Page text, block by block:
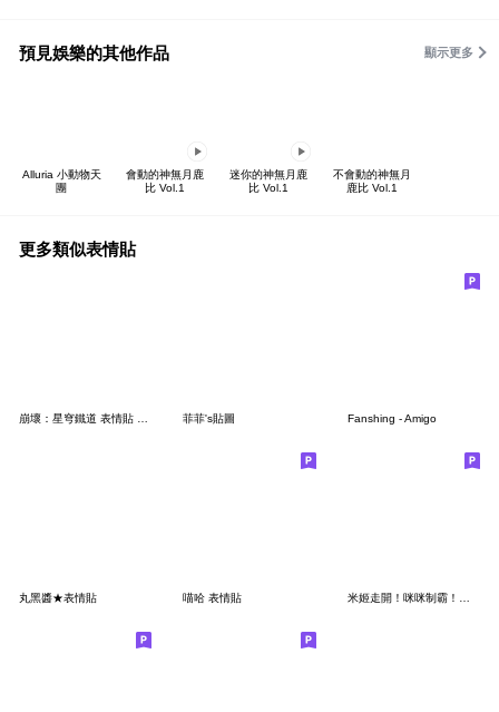
預見娛樂的其他作品 顯示更多
Alluria 小動物天
團
會動的神無月鹿
比 Vol.1
迷你的神無月鹿
比 Vol.1
不會動的神無月
鹿比 Vol.1
更多類似表情貼
菲菲's貼圖 Fanshing - Amigo
丸黑醬★表情貼 喵哈 表情貼 米姬走開！咪咪制霸！全咪咪表情貼登場！